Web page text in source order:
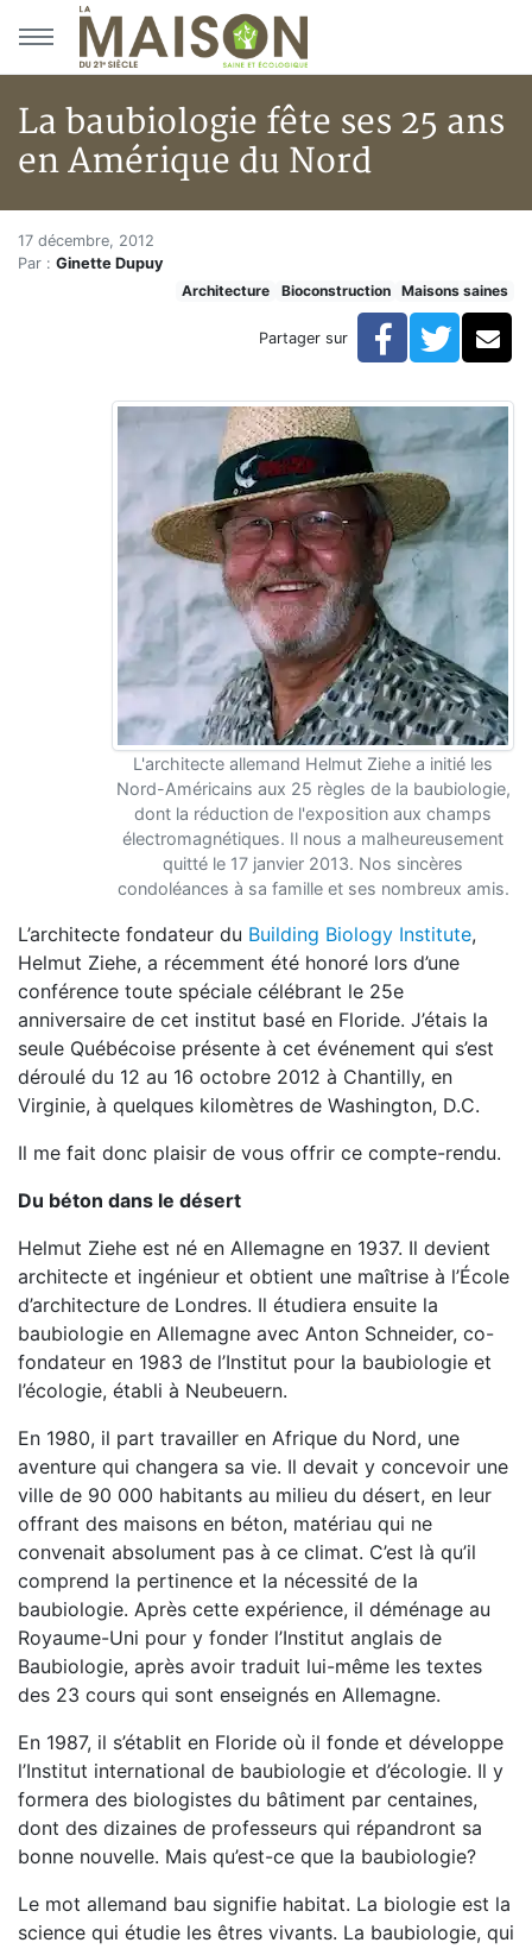
Aller au menu principal
Aller au contenu principal
La baubiologie fête ses 25 ans
en Amérique du Nord
Accueil
Articles
Hypersensibilités environnementales
La baubiologie fête ses 25 ans en Amérique du Nord
La baubiologie fête ses 25 ans
17 décembre, 2012
Par : Ginette Dupuy
Architecture
Bioconstruction Maisons saines
Partager sur Facebook
L'architecte allemand Helmut Ziehe a initié les
Nord-Américains aux 25 règles de la baubiologie,
dont la réduction de l'exposition aux champs
électromagnétiques. Il nous a malheureusement
quitté le 17 janvier 2013. Nos sincères
condoléances à sa famille et ses nombreux amis.
L’architecte fondateur du Building Biology Institute,
Helmut Ziehe, a récemment été honoré lors d’une
conférence toute spéciale célébrant le 25e
anniversaire de cet institut basé en Floride. J’étais la
seule Québécoise présente à cet événement qui s’est
déroulé du 12 au 16 octobre 2012 à Chantilly, en
Virginie, à quelques kilomètres de Washington, D.C.
Il me fait donc plaisir de vous offrir ce compte-rendu.
Du béton dans le désert
Helmut Ziehe est né en Allemagne en 1937. Il devient
architecte et ingénieur et obtient une maîtrise à l’École
d’architecture de Londres. Il étudiera ensuite la
baubiologie en Allemagne avec Anton Schneider, co-
fondateur en 1983 de l’Institut pour la baubiologie et
l’écologie, établi à Neubeuern.
En 1980, il part travailler en Afrique du Nord, une
aventure qui changera sa vie. Il devait y concevoir une
ville de 90 000 habitants au milieu du désert, en leur
offrant des maisons en béton, matériau qui ne
convenait absolument pas à ce climat. C’est là qu’il
comprend la pertinence et la nécessité de la
baubiologie. Après cette expérience, il déménage au
Royaume-Uni pour y fonder l’Institut anglais de
Baubiologie, après avoir traduit lui-même les textes
des 23 cours qui sont enseignés en Allemagne.
En 1987, il s’établit en Floride où il fonde et développe
l’Institut international de baubiologie et d’écologie. Il y
formera des biologistes du bâtiment par centaines,
dont des dizaines de professeurs qui répandront sa
bonne nouvelle. Mais qu’est-ce que la baubiologie?
Le mot allemand bau signifie habitat. La biologie est la
science qui étudie les êtres vivants. La baubiologie, qui